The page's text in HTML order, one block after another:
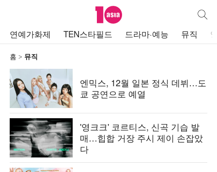
텐아시아 통합
연예가화제 TEN스타필드 드라마·예능 뮤직
홈 뮤직
엔믹스, 12월 일본 정식 데뷔…도
쿄 공연으로 예열
'영크크' 코르티스, 신곡 기습 발
매…힙합 거장 주시 제이 손잡았
다